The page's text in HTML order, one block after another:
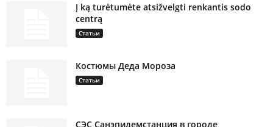
Į ką turėtumėte atsižvelgti renkantis sodo
centrą
Статьи
Костюмы Деда Мороза
Статьи
СЭС Санэпидемстанция в городе